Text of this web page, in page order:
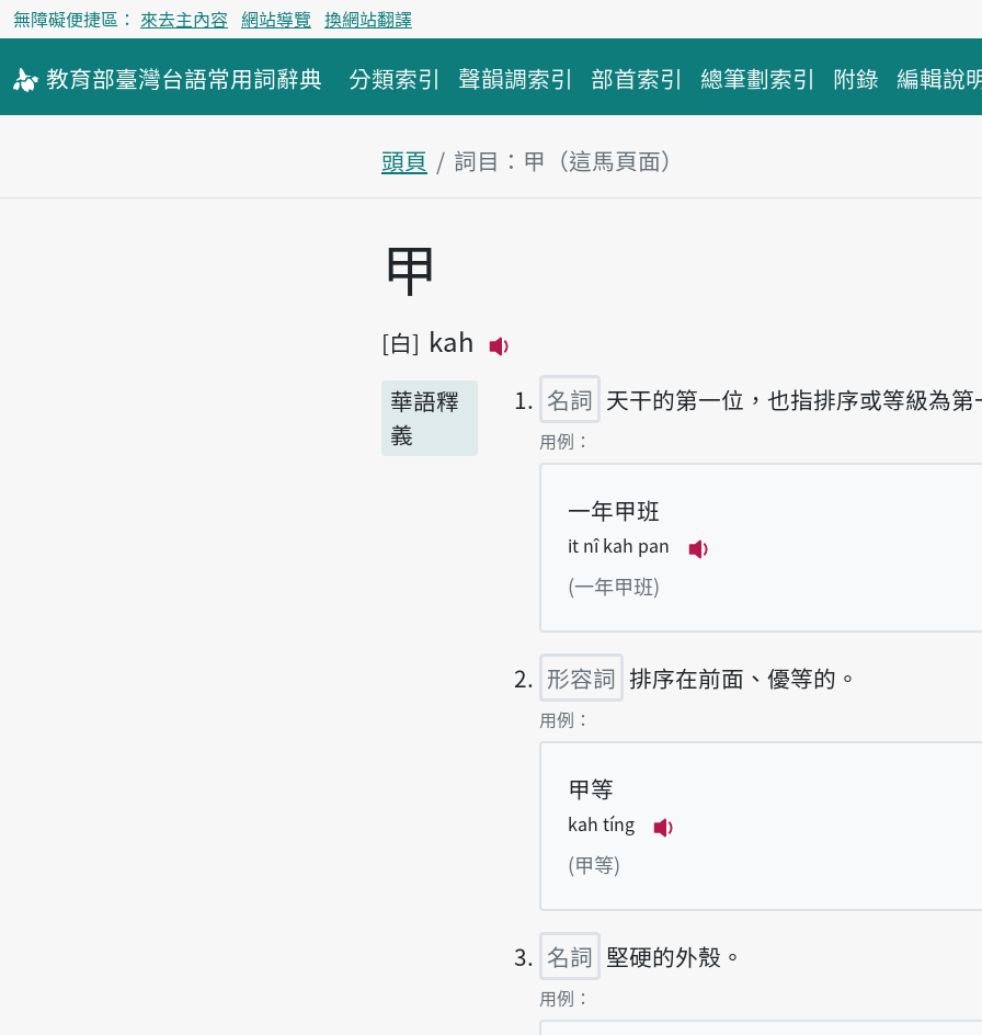
無障礙便捷區： 來去主內容 網站導覽 換網站翻譯
教育部臺灣台語常用詞辭典 分類索引 聲韻調索引 部首索引 總筆劃索引 附錄 編輯說
頭頁 詞目：甲（這馬頁面）
主內容區
甲
白 kah
華語釋
義
名詞 天干的第一位，也指排序或等級為第
第1項釋義的
用例：
一年甲班
it nî kah pan
(一年甲班)
形容詞 排序在前面、優等的。
第2項釋義的
用例：
甲等
kah tíng
(甲等)
名詞 堅硬的外殼。
第3項釋義的
用例：